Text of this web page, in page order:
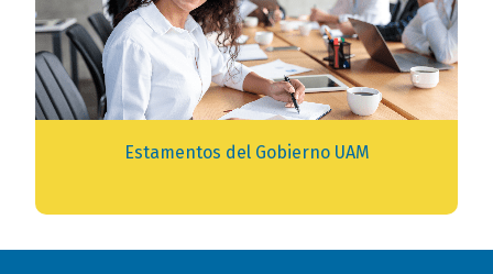
Estamentos del Gobierno UAM